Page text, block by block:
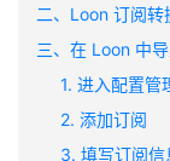
二、Loon 订阅
三、在 Loon 中
1. 进入配置管
2. 添加订阅
3. 填写订阅信